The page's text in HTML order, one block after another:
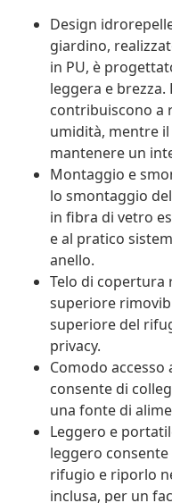
Design
giardino,
in PU, è
leggera e
contribuiscono a
umidità, mentre
mantenere un
Montaggio e
lo smontaggio
in fibra di vetro
e al pratico
anello.
Telo di copertura
superiore
superiore del
privacy.
Comodo accesso
consente di
una fonte di
Leggero e
leggero
rifugio e riporlo
inclusa, per un